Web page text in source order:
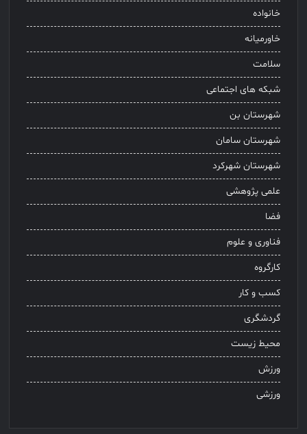
خانواده
خاورمیانه
سلامت
شبکه های اجتماعی
شهرستان بن
شهرستان سامان
شهرستان شهرکرد
علمی پژوهشی
فضا
فناوری و علوم
کارگروه
کسب و کار
گردشگری
محیط زیست
ورزش
ورزشی